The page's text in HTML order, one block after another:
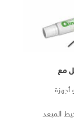
مع
أجهزة
المبعد